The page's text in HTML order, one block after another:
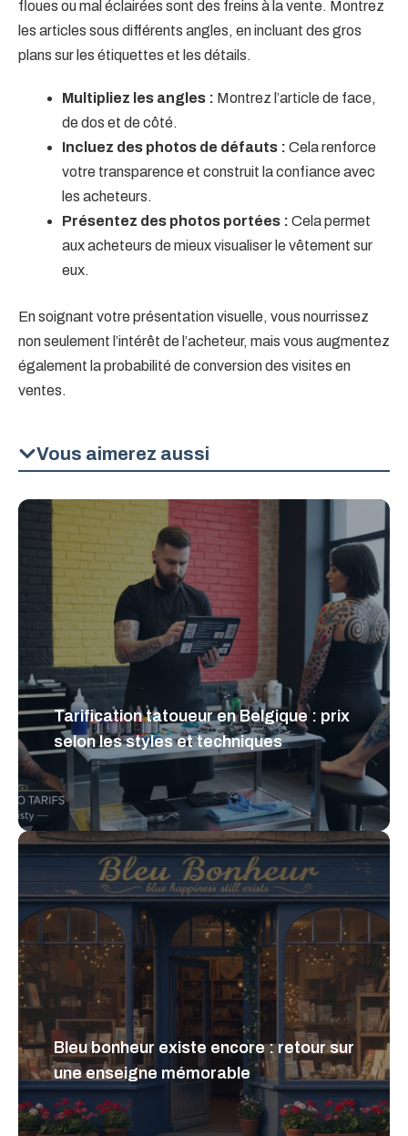
floues ou mal éclairées sont des freins à la vente. Montrez
les articles sous différents angles, en incluant des gros
plans sur les étiquettes et les détails.
Multipliez les angles : Montrez l’article de face,
de dos et de côté.
Incluez des photos de défauts : Cela renforce
votre transparence et construit la confiance avec
les acheteurs.
Présentez des photos portées : Cela permet
aux acheteurs de mieux visualiser le vêtement sur
eux.
En soignant votre présentation visuelle, vous nourrissez
non seulement l’intérêt de l’acheteur, mais vous augmentez
également la probabilité de conversion des visites en
ventes.
Vous aimerez aussi
Tarification tatoueur en Belgique : prix
selon les styles et techniques
Bleu bonheur existe encore : retour sur
une enseigne mémorable